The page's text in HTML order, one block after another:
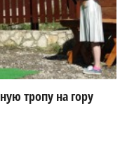
тропу на гору